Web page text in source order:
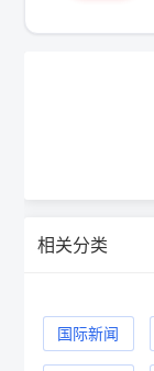
相关分类
国际新闻